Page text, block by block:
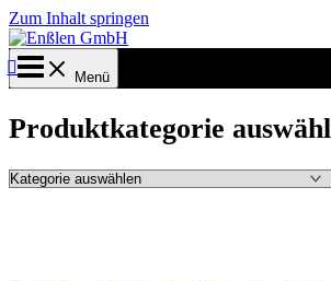
Zum Inhalt springen
Menü
Produktkategorie